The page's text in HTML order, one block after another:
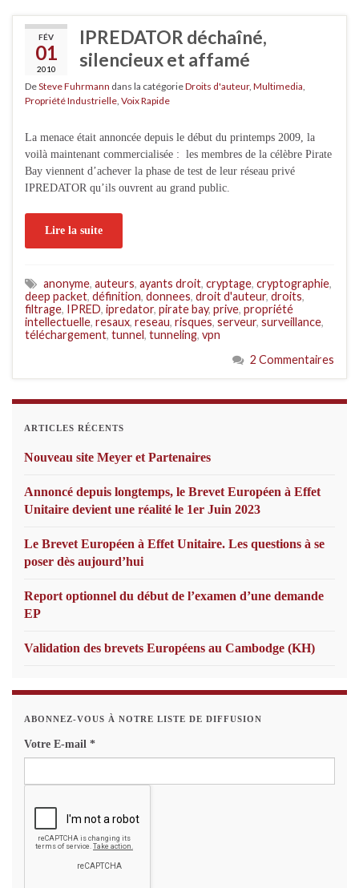
FÉV
01
2010
IPREDATOR déchaîné,
silencieux et affamé
DeSteve Fuhrmann dans la catégorieDroits d'auteur, Multimedia
Propriété Industrielle Voix Rapide
La menace était annoncée depuis le début du printemps 2009, la
voilà maintenant commercialisée : les membres de la célèbre Pirate
Bay viennent d’achever la phase de test de leur réseau privé
IPREDATOR qu’ils ouvrent au grand public.
Lire la suite
anonyme, auteurs, ayants droit, cryptage, cryptographie,
deep packet, définition, donnees, droit d'auteur, droits,
filtrage, IPRED, ipredator, pirate bay, prive, propriété
intellectuelle, resaux, reseau, risques, serveur, surveillance,
téléchargement, tunnel, tunneling, vpn
2 Commentaires
ARTICLES RÉCENTS
Nouveau site Meyer et Partenaires
Annoncé depuis longtemps, le Brevet Européen à Effet
Unitaire devient une réalité le 1er Juin 2023
Le Brevet Européen à Effet Unitaire. Les questions à se
poser dès aujourd’hui
Report optionnel du début de l’examen d’une demande
EP
Validation des brevets Européens au Cambodge (KH)
ABONNEZ-VOUS À NOTRE LISTE DE DIFFUSION
Votre E-mail *